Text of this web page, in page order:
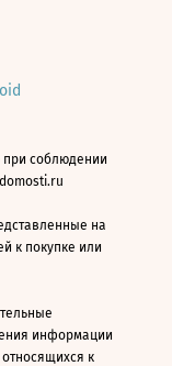
при соблюдении
на
к покупке или
информации
к